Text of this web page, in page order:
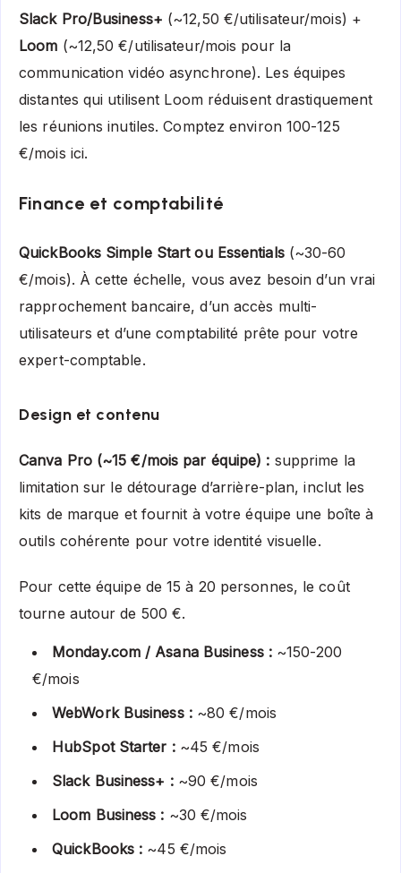
Slack Pro/Business+ (~12,50 €/utilisateur/mois) +
Loom (~12,50 €/utilisateur/mois pour la
communication vidéo asynchrone). Les équipes
distantes qui utilisent Loom réduisent drastiquement
les réunions inutiles. Comptez environ 100-125
€/mois ici.
Finance et comptabilité
QuickBooks Simple Start ou Essentials(~30-60
€/mois). À cette échelle, vous avez besoin d’un vrai
rapprochement bancaire, d’un accès multi-
utilisateurs et d’une comptabilité prête pour votre
expert-comptable.
Design et contenu
Canva Pro (~15 €/mois par équipe) : supprime la
limitation sur le détourage d’arrière-plan, inclut les
kits de marque et fournit à votre équipe une boîte à
outils cohérente pour votre identité visuelle.
Pour cette équipe de 15 à 20 personnes, le coût
tourne autour de 500 €.
Monday.com / Asana Business :~150-200
€/mois
WebWork Business : ~80 €/mois
HubSpot Starter :~45 €/mois
Slack Business+ : ~90 €/mois
Loom Business : ~30 €/mois
QuickBooks : ~45 €/mois